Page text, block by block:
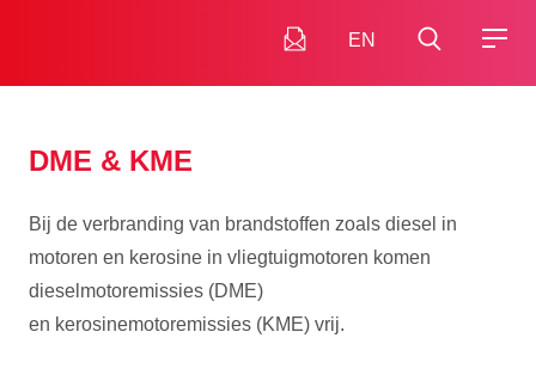
EN
DME & KME
Bij de verbranding van brandstoffen zoals diesel in
motoren en kerosine in vliegtuigmotoren komen
dieselmotoremissies (DME)
en kerosinemotoremissies (KME) vrij.